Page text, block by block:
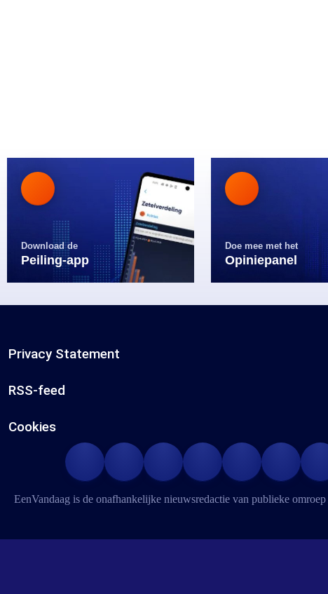
Download de
Peiling-app
Doe mee met het
Opiniepanel
Privacy Statement
RSS-feed
Cookies
EenVandaag is de onafhankelijke nieuwsredactie van publieke omroep